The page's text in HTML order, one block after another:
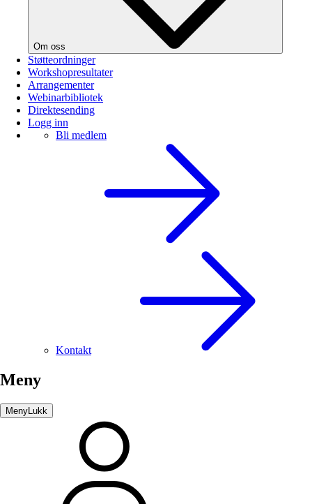
Om oss
Støtteordninger
Workshopresultater
Arrangementer
Webinarbibliotek
Direktesending
Logg inn
Bli medlem
Kontakt
Meny
Meny Lukk